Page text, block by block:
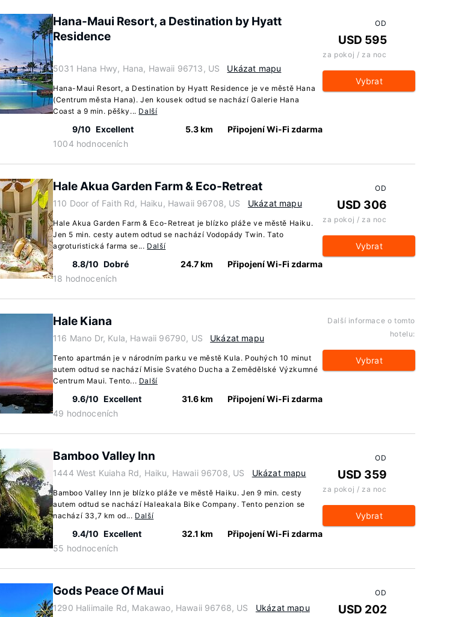
Hana-Maui Resort, a Destination by Hyatt
Residence
5031 Hana Hwy, Hana, Hawaii 96713, US Ukázat mapu
Hana-Maui Resort, a Destination by Hyatt Residence je ve městě Hana
(Centrum města Hana). Jen kousek odtud se nachází Galerie Hana
Coast a 9 min. pěšky... Další
9/10 Excellent
1004 hodnoceních
5.3 km Připojení Wi-Fi zdarma
OD
USD 595
za pokoj / za noc
Vybrat
Hale Akua Garden Farm & Eco-Retreat
110 Door of Faith Rd, Haiku, Hawaii 96708, US Ukázat mapu
Hale Akua Garden Farm & Eco-Retreat je blízko pláže ve městě Haiku.
Jen 5 min. cesty autem odtud se nachází Vodopády Twin. Tato
agroturistická farma se... Další
8.8/10 Dobré
18 hodnoceních
24.7 km Připojení Wi-Fi zdarma
OD
USD 306
za pokoj / za noc
Vybrat
Hale Kiana
116 Mano Dr, Kula, Hawaii 96790, US Ukázat mapu
Tento apartmán je v národním parku ve městě Kula. Pouhých 10 minut
autem odtud se nachází Misie Svatého Ducha a Zemědělské Výzkumné
Centrum Maui. Tento... Další
9.6/10 Excellent
49 hodnoceních
31.6 km Připojení Wi-Fi zdarma
Další informace o tomto
hotelu:
Vybrat
Bamboo Valley Inn
1444 West Kuiaha Rd, Haiku, Hawaii 96708, US Ukázat mapu
Bamboo Valley Inn je blízko pláže ve městě Haiku. Jen 9 min. cesty
autem odtud se nachází Haleakala Bike Company. Tento penzion se
nachází 33,7 km od... Další
9.4/10 Excellent
55 hodnoceních
32.1 km Připojení Wi-Fi zdarma
OD
USD 359
za pokoj / za noc
Vybrat
Gods Peace Of Maui
1290 Haliimaile Rd, Makawao, Hawaii 96768, US Ukázat mapu
OD
USD 202